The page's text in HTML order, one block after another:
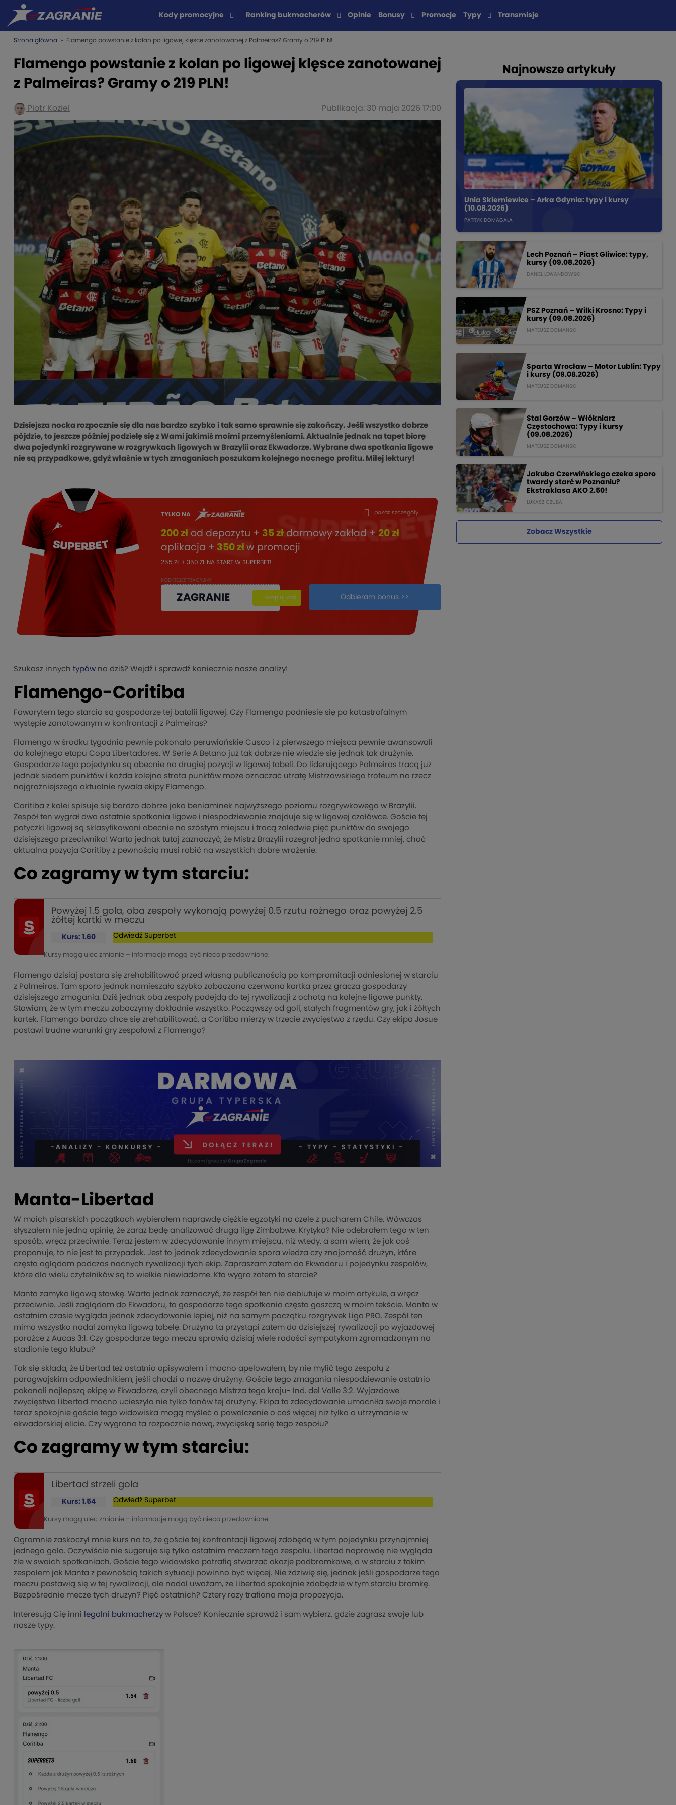
Kody promocyjne Ranking bukmacherów Opinie Bonusy Promocje Typy Transmisje
Strona główna » Flamengo powstanie z kolan po ligowej klęsce zanotowanej z Palmeiras? Gramy o 219 PLN!
Flamengo powstanie z kolan po ligowej klęsce zanotowanej
z Palmeiras? Gramy o 219 PLN!
Piotr Koziel Publikacja: 30 maja 2026 17:00
Dzisiejsza nocka rozpocznie się dla nas bardzo szybko i tak samo sprawnie się zakończy. Jeśli wszystko dobrze
pójdzie, to jeszcze później podzielę się z Wami jakimiś moimi przemyśleniami. Aktualnie jednak na tapet biorę
dwa pojedynki rozgrywane w rozgrywkach ligowych w Brazylii oraz Ekwadorze. Wybrane dwa spotkania ligowe
nie są przypadkowe, gdyż właśnie w tych zmaganiach poszukam kolejnego nocnego profitu. Miłej lektury!
TYLKO NA
200 zł od depozytu + 35 zł darmowy zakład +20 zł
aplikacja + 350 złw promocji
255 ZŁ + 350 ZŁ NA START W SUPERBET!
KOD REJESTRACYJNY
ZAGRANIE kopiuj
skopiuj kod Odbieram bonus >>
pokaż szczegóły
Szukasz innych typów na dziś? Wejdź i sprawdź koniecznie nasze analizy!
Flamengo-Coritiba
Faworytem tego starcia są gospodarze tej batalii ligowej. Czy Flamengo podniesie się po katastrofalnym
występie zanotowanym w konfrontacji z Palmeiras?
Flamengo w środku tygodnia pewnie pokonało peruwiańskie Cusco i z pierwszego miejsca pewnie awansowali
do kolejnego etapu Copa Libertadores. W Serie A Betano już tak dobrze nie wiedzie się jednak tak drużynie.
Gospodarze tego pojedynku są obecnie na drugiej pozycji w ligowej tabeli. Do liderującego Palmeiras tracą już
jednak siedem punktów i każda kolejna strata punktów może oznaczać utratę Mistrzowskiego trofeum na rzecz
najgroźniejszego aktualnie rywala ekipy Flamengo.
Coritiba z kolei spisuje się bardzo dobrze jako beniaminek najwyższego poziomu rozgrywkowego w Brazylii.
Zespół ten wygrał dwa ostatnie spotkania ligowe i niespodziewanie znajduje się w ligowej czołówce. Goście tej
potyczki ligowej są sklasyfikowani obecnie na szóstym miejscu i tracą zaledwie pięć punktów do swojego
dzisiejszego przeciwnika! Warto jednak tutaj zaznaczyć, że Mistrz Brazylii rozegrał jedno spotkanie mniej, choć
aktualna pozycja Coritiby z pewnością musi robić na wszystkich dobre wrażenie.
Co zagramy w tym starciu:
Powyżej 1.5 gola, oba zespoły wykonają powyżej 0.5 rzutu rożnego oraz powyżej 2.5
żółtej kartki w meczu
Kurs: 1.60 Odwiedź Superbet
Kursy mogą ulec zmianie – informacje mogą być nieco przedawnione.
Flamengo dzisiaj postara się zrehabilitować przed własną publicznością po kompromitacji odniesionej w starciu
z Palmeiras. Tam sporo jednak namieszała szybko zobaczona czerwona kartka przez gracza gospodarzy
dzisiejszego zmagania. Dziś jednak oba zespoły podejdą do tej rywalizacji z ochotą na kolejne ligowe punkty.
Stawiam, że w tym meczu zobaczymy dokładnie wszystko. Począwszy od goli, stałych fragmentów gry, jak i żółtych
kartek. Flamengo bardzo chce się zrehabilitować, a Coritiba mierzy w trzecie zwycięstwo z rzędu. Czy ekipa Josue
postawi trudne warunki gry zespołowi z Flamengo?
Manta-Libertad
W moich pisarskich początkach wybierałem naprawdę ciężkie egzotyki na czele z pucharem Chile. Wówczas
słyszałem nie jedną opinię, że zaraz będę analizować drugą ligę Zimbabwe. Krytyka? Nie odebrałem tego w ten
sposób, wręcz przeciwnie. Teraz jestem w zdecydowanie innym miejscu, niż wtedy, a sam wiem, że jak coś
proponuje, to nie jest to przypadek. Jest to jednak zdecydowanie spora wiedza czy znajomość drużyn, które
często oglądam podczas nocnych rywalizacji tych ekip. Zapraszam zatem do Ekwadoru i pojedynku zespołów,
które dla wielu czytelników są to wielkie niewiadome. Kto wygra zatem to starcie?
Manta zamyka ligową stawkę. Warto jednak zaznaczyć, że zespół ten nie debiutuje w moim artykule, a wręcz
przeciwnie. Jeśli zaglądam do Ekwadoru, to gospodarze tego spotkania często goszczą w moim tekście. Manta w
ostatnim czasie wygląda jednak zdecydowanie lepiej, niż na samym początku rozgrywek Liga PRO. Zespół ten
mimo wszystko nadal zamyka ligową tabelę. Drużyna ta przystąpi zatem do dzisiejszej rywalizacji po wyjazdowej
porażce z Aucas 3:1. Czy gospodarze tego meczu sprawią dzisiaj wiele radości sympatykom zgromadzonym na
stadionie tego klubu?
Tak się składa, że Libertad też ostatnio opisywałem i mocno apelowałem, by nie mylić tego zespołu z
paragwajskim odpowiednikiem, jeśli chodzi o nazwę drużyny. Goście tego zmagania niespodziewanie ostatnio
pokonali najlepszą ekipę w Ekwadorze, czyli obecnego Mistrza tego kraju- Ind. del Valle 3:2. Wyjazdowe
zwycięstwo Libertad mocno ucieszyło nie tylko fanów tej drużyny. Ekipa ta zdecydowanie umocniła swoje morale i
teraz spokojnie goście tego widowiska mogą myśleć o powalczenie o coś więcej niż tylko o utrzymanie w
ekwadorskiej elicie. Czy wygrana ta rozpocznie nową, zwycięską serię tego zespołu?
Co zagramy w tym starciu:
Libertad strzeli gola
Kurs: 1.54 Odwiedź Superbet
Kursy mogą ulec zmianie – informacje mogą być nieco przedawnione.
Ogromnie zaskoczył mnie kurs na to, że goście tej konfrontacji ligowej zdobędą w tym pojedynku przynajmniej
jednego gola. Oczywiście nie sugeruje się tylko ostatnim meczem tego zespołu. Libertad naprawdę nie wygląda
źle w swoich spotkaniach. Goście tego widowiska potrafią stwarzać okazje podbramkowe, a w starciu z takim
zespołem jak Manta z pewnością takich sytuacji powinno być więcej. Nie zdziwię się, jednak jeśli gospodarze tego
meczu postawią się w tej rywalizacji, ale nadal uważam, że Libertad spokojnie zdobędzie w tym starciu bramkę.
Bezpośrednie mecze tych drużyn? Pięć ostatnich? Cztery razy trafiona moja propozycja.
Interesują Cię inni legalni bukmacherzy w Polsce? Koniecznie sprawdź i sam wybierz, gdzie zagrasz swoje lub
nasze typy.
Najnowsze artykuły
Unia Skierniewice – Arka Gdynia: typy i kursy
(10.08.2026)
PATRYK DOMAGALA
Lech Poznań – Piast Gliwice: typy,
kursy (09.08.2026)
DANIEL LEWANDOWSKI
PSŻ Poznań – Wilki Krosno: Typy i
kursy (09.08.2026)
MATEUSZ DOMANSKI
Sparta Wrocław – Motor Lublin: Typy
i kursy (09.08.2026)
MATEUSZ DOMANSKI
Stal Gorzów – Włókniarz
Częstochowa: Typy i kursy
(09.08.2026)
MATEUSZ DOMANSKI
Jakuba Czerwińskiego czeka sporo
twardy starć w Poznaniu?
Ekstraklasa AKO 2.50!
ŁUKASZ CZUBA
Zobacz Wszystkie